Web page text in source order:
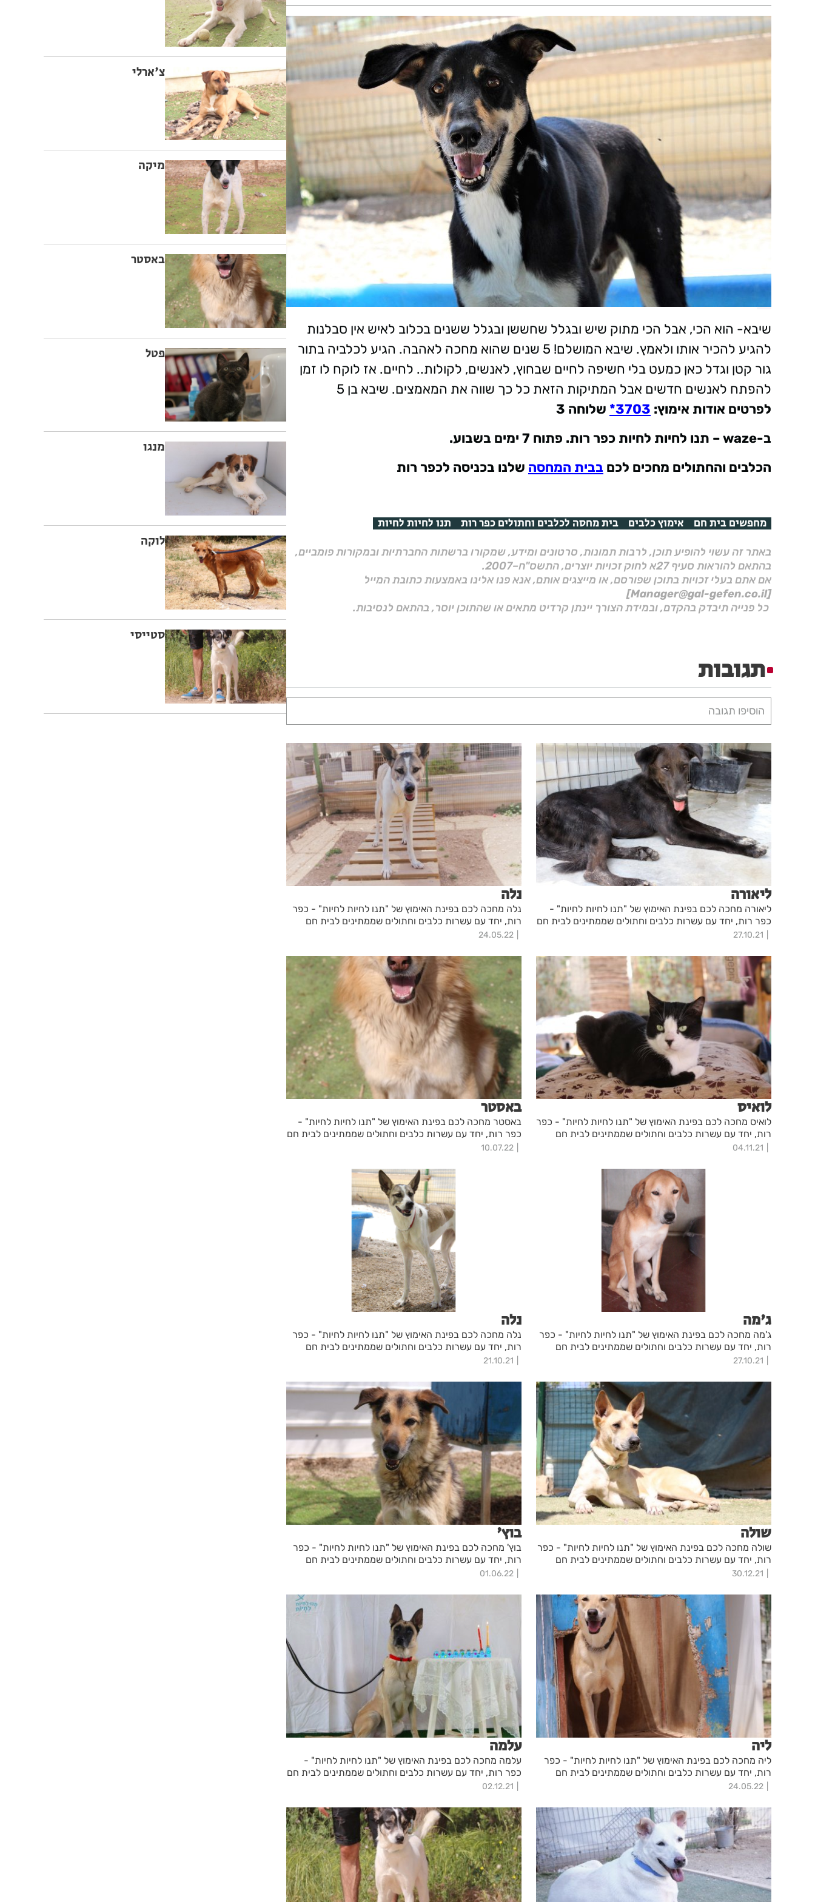
שיבא- הוא הכי, אבל הכי מתוק שיש ובגלל שחששן ובגלל ששנים בכלוב לאיש אין סבלנות
להגיע להכיר אותו ולאמץ. שיבא המושלם! 5 שנים שהוא מחכה לאהבה. הגיע לכלביה בתור
גור קטן וגדל כאן כמעט בלי חשיפה לחיים שבחוץ, לאנשים, לקולות.. לחיים. אז לוקח לו זמן
להפתח לאנשים חדשים אבל המתיקות הזאת כל כך שווה את המאמצים. שיבא בן 5
לפרטים אודות אימוץ:
3703* שלוחה 3
ב-waze – תנו לחיות לחיות כפר רות. פתוח 7 ימים בשבוע
.
הכלבים והחתולים מחכים לכם בבית המחסה שלנו בכניסה לכפר רות
מחפשים בית חם אימוץ כלבים בית מחסה לכלבים וחתולים כפר רות תנו לחיות לחיות
באתר זה עשוי להופיע תוכן, לרבות תמונות, סרטונים ומידע, שמקורו ברשתות החברתיות ובמקורות פומביים,
בהתאם להוראות סעיף 27א לחוק זכויות יוצרים, התשס"ח–2007.
אם אתם בעלי זכויות בתוכן שפורסם, או מייצגים אותם, אנא פנו אלינו באמצעות כתובת המייל
[Manager@gal-gefen.co.il]
כל פנייה תיבדק בהקדם, ובמידת הצורך יינתן קרדיט מתאים או שהתוכן יוסר, בהתאם לנסיבות.
תגובות
הוסיפו תגובה
ליאורה
ליאורה מחכה לכם בפינת האימוץ של "תנו לחיות לחיות" -
כפר רות, יחד עם עשרות כלבים וחתולים שממתינים לבית חם
27.10.21
נלה
נלה מחכה לכם בפינת האימוץ של "תנו לחיות לחיות" - כפר
רות, יחד עם עשרות כלבים וחתולים שממתינים לבית חם
24.05.22
לואיס
לואיס מחכה לכם בפינת האימוץ של "תנו לחיות לחיות" - כפר
רות, יחד עם עשרות כלבים וחתולים שממתינים לבית חם
04.11.21
באסטר
באסטר מחכה לכם בפינת האימוץ של "תנו לחיות לחיות" -
כפר רות, יחד עם עשרות כלבים וחתולים שממתינים לבית חם
10.07.22
ג'מה
ג'מה מחכה לכם בפינת האימוץ של "תנו לחיות לחיות" - כפר
רות, יחד עם עשרות כלבים וחתולים שממתינים לבית חם
27.10.21
נלה
נלה מחכה לכם בפינת האימוץ של "תנו לחיות לחיות" - כפר
רות, יחד עם עשרות כלבים וחתולים שממתינים לבית חם
21.10.21
שולה
שולה מחכה לכם בפינת האימוץ של "תנו לחיות לחיות" - כפר
רות, יחד עם עשרות כלבים וחתולים שממתינים לבית חם
30.12.21
בוץ'
בוץ' מחכה לכם בפינת האימוץ של "תנו לחיות לחיות" - כפר
רות, יחד עם עשרות כלבים וחתולים שממתינים לבית חם
01.06.22
ליה
ליה מחכה לכם בפינת האימוץ של "תנו לחיות לחיות" - כפר
רות, יחד עם עשרות כלבים וחתולים שממתינים לבית חם
24.05.22
עלמה
עלמה מחכה לכם בפינת האימוץ של "תנו לחיות לחיות" -
כפר רות, יחד עם עשרות כלבים וחתולים שממתינים לבית חם
02.12.21
צ'ארלי
מיקה
באסטר
פטל
מנגו
לוקה
סטייסי